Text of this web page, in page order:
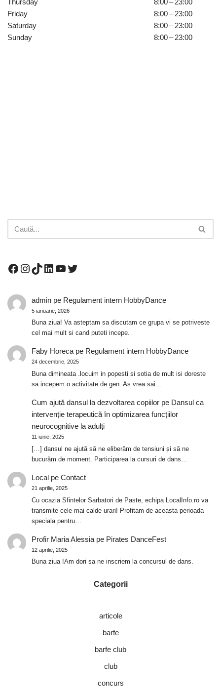
Friday
8:00 – 23:00
Saturday
8:00 – 23:00
Sunday
8:00 – 23:00
adminpe Regulament intern HobbyDance
5 ianuarie, 2026
Buna ziua! Va asteptam sa discutam ce grupa vi se potriveste
cel mai mult si cand puteti incepe.
Faby Horecape Regulament intern HobbyDance
24 decembrie, 2025
Buna dimineata .locuim in popesti si sotia de mult isi doreste
sa incepem o activitate de gen. As vrea sai…
Cum ajută dansul la dezvoltarea copiilorpe Dansul ca
intervenție terapeutică în optimizarea funcțiilor
neurocognitive la adulți
11 iunie, 2025
[…] dansul ne ajută să ne eliberăm de tensiuni și să ne
bucurăm de moment. Participarea la cursuri de dans…
Localpe Contact
21 aprilie, 2025
Cu ocazia Sfintelor Sarbatori de Paste, echipa LocalInfo.ro va
transmite cele mai calde urari! Profitam de aceasta perioada
speciala pentru…
Profir Maria Alessiape Pirates DanceFest
12 aprilie, 2025
Buna ziua !Am dori sa ne inscriem la concursul de dans.
Categorii
articole
barfe
barfe club
club
concurs